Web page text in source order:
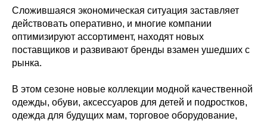
Сложившаяся экономическая ситуация заставляет
действовать оперативно, и многие компании
оптимизируют ассортимент, находят новых
поставщиков и развивают бренды взамен ушедших с
рынка.
В этом сезоне новые коллекции модной качественной
одежды, обуви, аксессуаров для детей и подростков,
одежда для будущих мам, торговое оборудование,